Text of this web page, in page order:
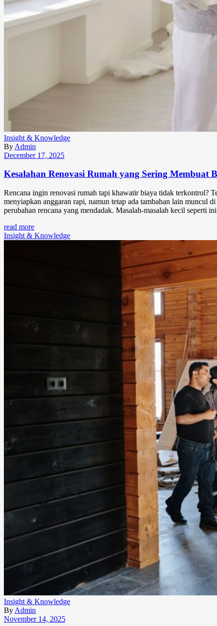
Insight & Knowledge
By Admin
December 17, 2025
Kesalahan Renovasi Rumah yang Sering Membuat
Rencana ingin renovasi rumah tapi khawatir biaya tidak terkontrol?
menyiapkan anggaran rapi, namun tetap ada tambahan lain muncul
perubahan rencana yang mendadak. Masalah-masalah kecil seperti
read more
Insight & Knowledge
Insight & Knowledge
By Admin
November 14, 2025